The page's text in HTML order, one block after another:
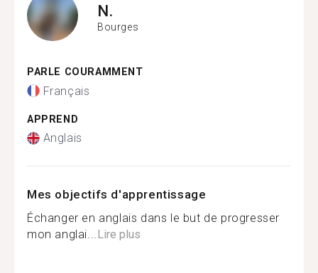
N.
Bourges
PARLE COURAMMENT
Français
APPREND
Anglais
Mes objectifs d'apprentissage
Échanger en anglais dans le but de progresser
mon anglai...Lire plus